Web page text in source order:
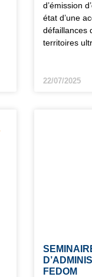
d’émission
état d’une
défaillances
territoires
22/07/2025
FEDOM